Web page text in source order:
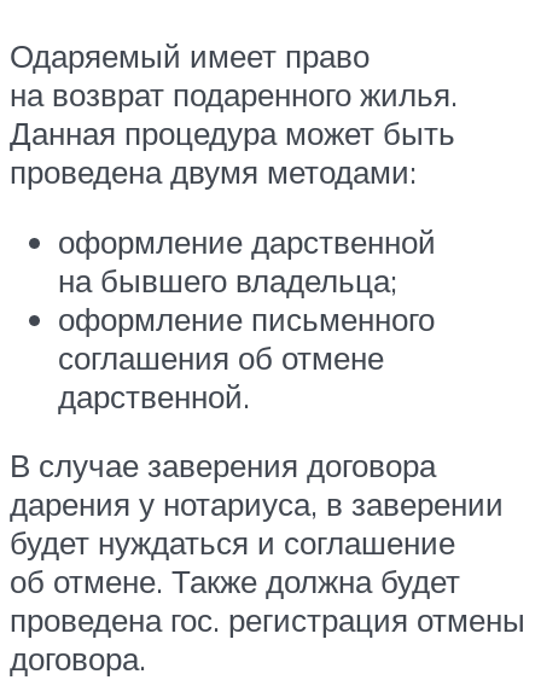
Одаряемый имеет право
на возврат подаренного жилья.
Данная процедура может быть
проведена двумя методами:
оформление дарственной
на бывшего владельца;
оформление письменного
соглашения об отмене
дарственной.
В случае заверения договора
дарения у нотариуса, в заверении
будет нуждаться и соглашение
об отмене. Также должна будет
проведена гос. регистрация отмены
договора.